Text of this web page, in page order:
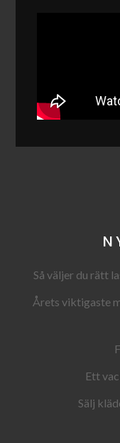
Så väljer du rätt
Årets viktigaste
Ett
Sälj